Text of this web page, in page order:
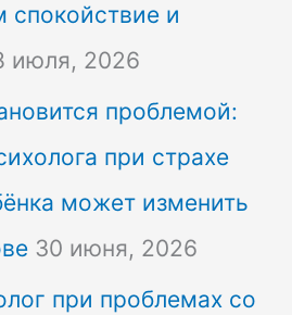
спокойствие и
июля, 2026
проблемой:
при страхе
может изменить
30 июня, 2026
при проблемах со